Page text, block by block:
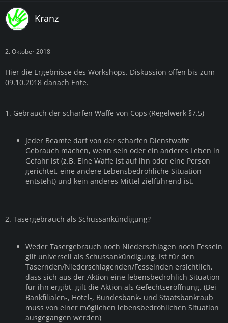
Kranz
2. Oktober 2018
Hier die Ergebnisse des Workshops. Diskussion offen bis zum
09.10.2018 danach Ente.
1. Gebrauch der scharfen Waffe von Cops (Regelwerk §7.5)
Jeder Beamte darf von der scharfen Dienstwaffe
Gebrauch machen, wenn sein oder ein anderes Leben in
Gefahr ist (z.B. Eine Waffe ist auf ihn oder eine Person
gerichtet, eine andere Lebensbedrohliche Situation
entsteht) und kein anderes Mittel zielführend ist.
2. Tasergebrauch als Schussankündigung?
Weder Tasergebrauch noch Niederschlagen noch Fesseln
gilt universell als Schussankündigung. Ist für den
Tasernden/Niederschlagenden/Fesselnden ersichtlich,
dass sich aus der Aktion eine lebensbedrohlich Situation
für ihn ergibt, gilt die Aktion als Gefechtseröffnung. (Bei
Bankfilialen-, Hotel-, Bundesbank- und Staatsbankraub
muss von einer möglichen lebensbedrohlichen Situation
ausgegangen werden)